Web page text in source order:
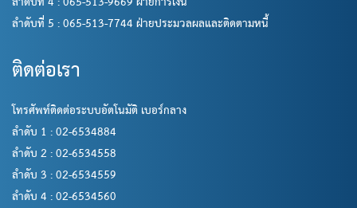
ลำดับที่ 5 : 065-513-7744 ฝ่ายประมวลผลและติดตามหนี้
ติดต่อเรา
โทรศัพท์ติดต่อระบบอัตโนมัติ เบอร์กลาง
ลำดับ 1 : 02-6534884
ลำดับ 2 : 02-6534558
ลำดับ 3 : 02-6534559
ลำดับ 4 : 02-6534560